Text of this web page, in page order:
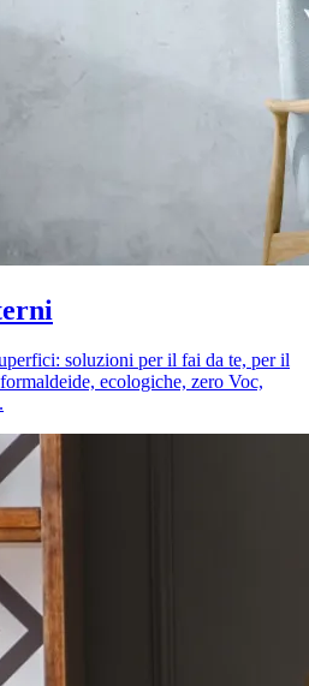
soluzioni per il fai da te, per il
ecologiche, zero Voc,